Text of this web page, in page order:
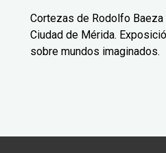
Cortezas de Rodolfo
Ciudad de Mérida.
sobre mundos imaginados.